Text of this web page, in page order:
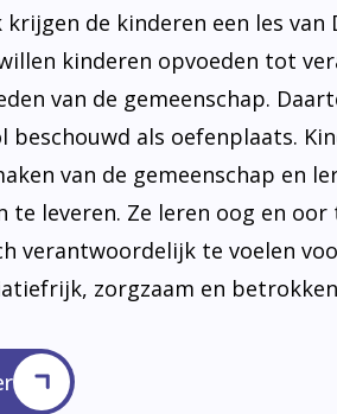
krijgen de kinderen een les van
kinderen opvoeden tot
van de gemeenschap.
beschouwd als oefenplaats.
van de gemeenschap en
te leveren. Ze leren oog en
verantwoordelijk te voelen
zorgzaam en